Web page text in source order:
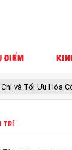
ĐIỂM
Cụ Trả Lời (AEO)
TRÍ